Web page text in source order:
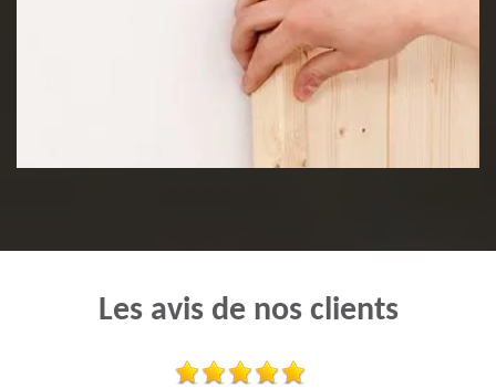
Les avis de nos clients